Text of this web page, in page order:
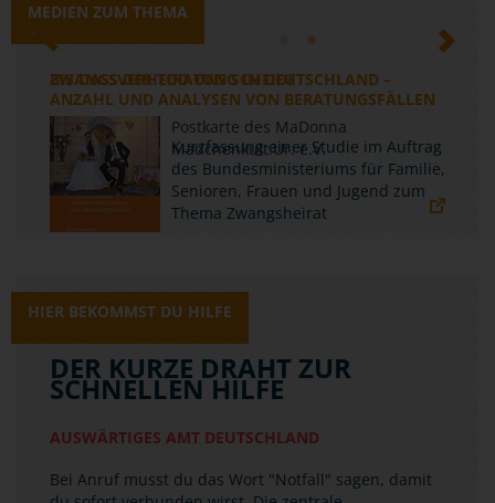
MEDIEN ZUM THEMA
ZWANGSVERHEIRATUNG IN DEUTSCHLAND –
ANZAHL UND ANALYSEN VON BERATUNGSFÄLLEN
Kurzfassung einer Studie im Auftrag
des Bundesministeriums für Familie,
Senioren, Frauen und Jugend zum
Thema Zwangsheirat
Previous Next
HIER BEKOMMST DU HILFE
SCHNELLEN HILFE